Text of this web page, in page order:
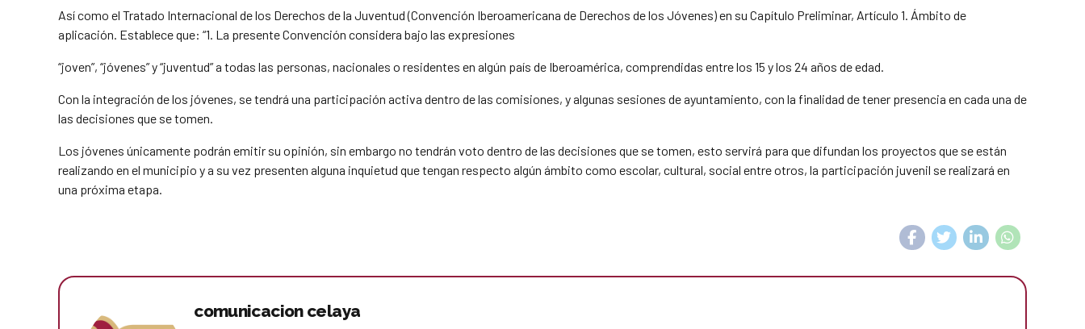
Así como el Tratado Internacional de los Derechos de la Juventud (Convención Iberoamericana de Derechos de los Jóvenes) en su Capítulo Preliminar, Artículo 1. Ámbito de
aplicación. Establece que: “1. La presente Convención considera bajo las expresiones
“joven”, “jóvenes” y “juventud” a todas las personas, nacionales o residentes en algún país de Iberoamérica, comprendidas entre los 15 y los 24 años de edad.
Con la integración de los jóvenes, se tendrá una participación activa dentro de las comisiones, y algunas sesiones de ayuntamiento, con la finalidad de tener presencia en cada una de
las decisiones que se tomen.
Los jóvenes únicamente podrán emitir su opinión, sin embargo no tendrán voto dentro de las decisiones que se tomen, esto servirá para que difundan los proyectos que se están
realizando en el municipio y a su vez presenten alguna inquietud que tengan respecto algún ámbito como escolar, cultural, social entre otros, la participación juvenil se realizará en
una próxima etapa.
comunicacion celaya